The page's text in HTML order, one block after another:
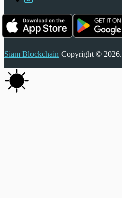
Siam Blockchain Copyright © 2026.